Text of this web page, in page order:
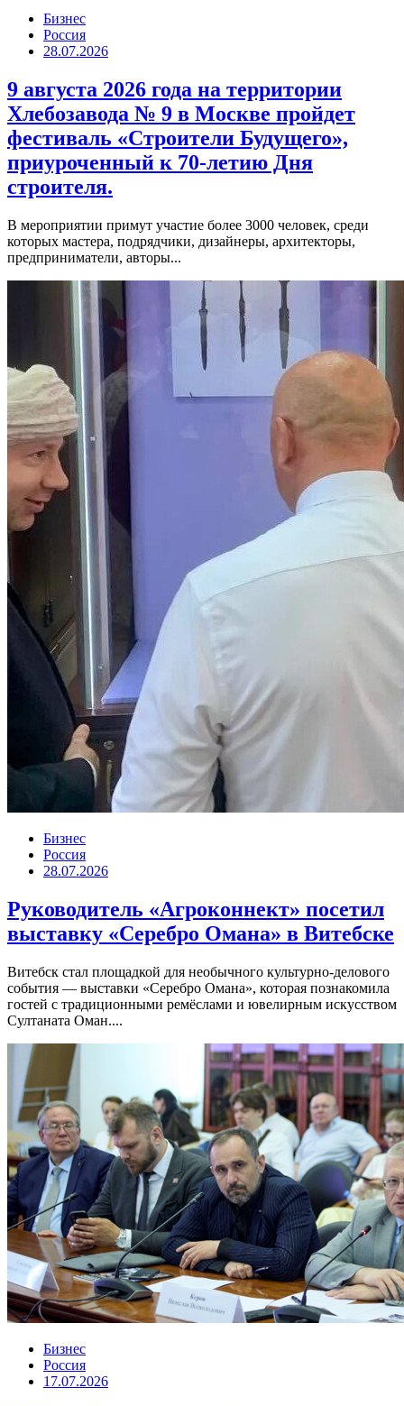
Бизнес
Россия
28.07.2026
9 августа 2026 года на территории
Хлебозавода № 9 в Москве пройдет
фестиваль «Строители Будущего»,
приуроченный к 70-летию Дня
строителя.
В мероприятии примут участие более 3000 человек, среди
которых мастера, подрядчики, дизайнеры, архитекторы,
предприниматели, авторы...
Бизнес
Россия
28.07.2026
Руководитель «Агроконнект» посетил
выставку «Серебро Омана» в Витебске
Витебск стал площадкой для необычного культурно-делового
события — выставки «Серебро Омана», которая познакомила
гостей с традиционными ремёслами и ювелирным искусством
Султаната Оман....
Бизнес
Россия
17.07.2026